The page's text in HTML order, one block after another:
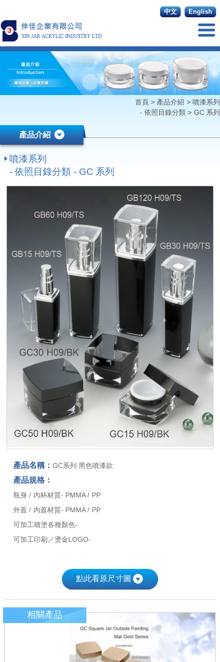
English
中文
首頁> 產品介紹 > 噴漆系列
- 依照目錄分類 > GC 系列
產品介紹
噴漆系列
- 依照目錄分類 - GC 系列
產品名稱： GC系列 黑色噴漆款
產品規格：
瓶身 / 內杯材質- PMMA / PP
外蓋 / 內蓋材質- PMMA / PP
可加工噴塗各種顏色-
可加工印刷／燙金LOGO-
點此看原尺寸圖
相關產品